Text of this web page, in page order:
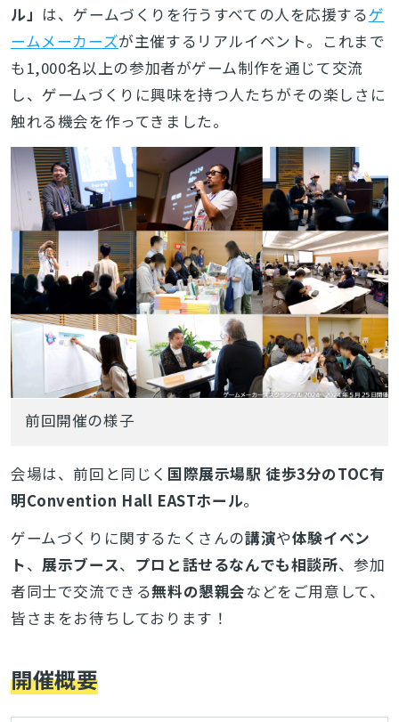
ル」 は、ゲームづくりを行うすべての人を応援するゲ
ームメーカーズが主催する リアルイベント。これまで
も1,000名以上の参加者がゲーム制作を通じて交流
し、ゲームづくりに興味を持つ人たちがその楽しさに
触れる機会を作ってきました。
前回開催の様子
会場は、前回と同じく 国際展示場駅 徒歩3分のTOC有
明Convention Hall EASTホール。
ゲームづくりに関するたくさんの講演や体験イベン
ト、 展示ブース、 プロと話せるなんでも相談所、参加
者同士で交流できる無料の懇親会などをご用意して、
皆さまをお待ちしております！
開催概要